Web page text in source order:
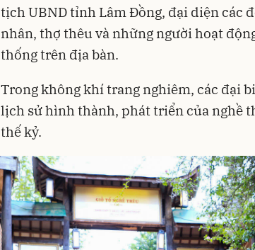
tịch UBND tỉnh Lâm Đồng, đại diện các
nhân, thợ thêu và những người hoạt
thống trên địa bàn.
Trong không khí trang nghiêm, các đại
lịch sử hình thành, phát triển của nghề
thế kỷ.